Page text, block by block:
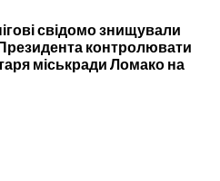
свідомо знищували
контролювати
міськради Ломако на